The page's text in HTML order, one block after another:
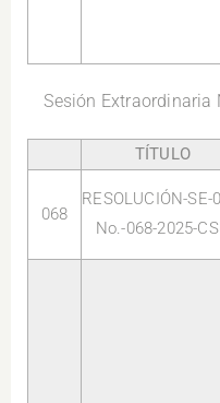
Sesión Extraordinaria
TÍTULO
068
RESOLUCIÓN-SE-
No.-068-2025-